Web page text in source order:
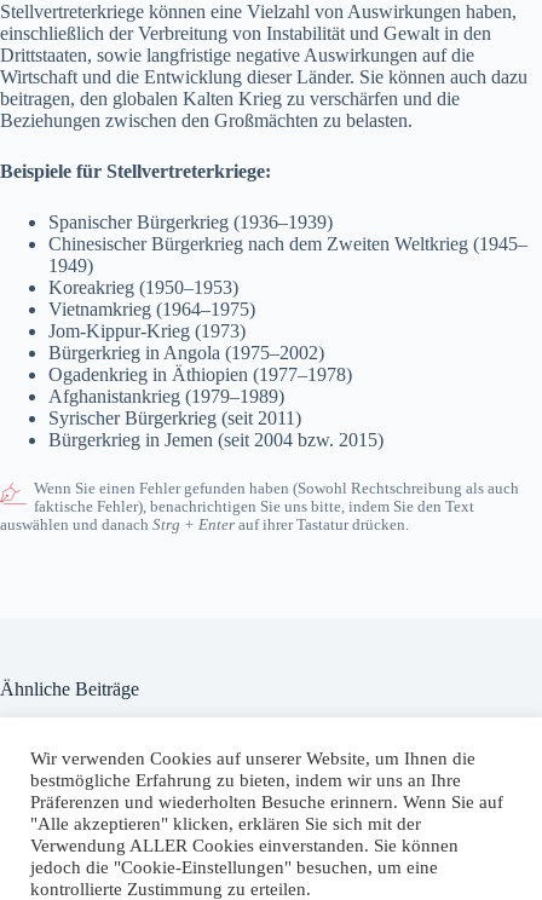
Stellvertreterkriege können eine Vielzahl von Auswirkungen haben,
einschließlich der Verbreitung von Instabilität und Gewalt in den
Drittstaaten, sowie langfristige negative Auswirkungen auf die
Wirtschaft und die Entwicklung dieser Länder. Sie können auch dazu
beitragen, den globalen Kalten Krieg zu verschärfen und die
Beziehungen zwischen den Großmächten zu belasten.
Beispiele für Stellvertreterkriege:
Spanischer Bürgerkrieg (1936–1939)
Chinesischer Bürgerkrieg nach dem Zweiten Weltkrieg (1945–
1949)
Koreakrieg (1950–1953)
Vietnamkrieg (1964–1975)
Jom-Kippur-Krieg (1973)
Bürgerkrieg in Angola (1975–2002)
Ogadenkrieg in Äthiopien (1977–1978)
Afghanistankrieg (1979–1989)
Syrischer Bürgerkrieg (seit 2011)
Bürgerkrieg in Jemen (seit 2004 bzw. 2015)
Wenn Sie einen Fehler gefunden haben (Sowohl Rechtschreibung als auch
faktische Fehler), benachrichtigen Sie uns bitte, indem Sie den Text
auswählen und danach Strg + Enter auf ihrer Tastatur drücken.
Ähnliche Beiträge
4. Februar 2023
Sicherheitsrat der Vereinten Nationen (UN)
30. Januar 2023
Wir verwenden Cookies auf unserer Website, um Ihnen die
bestmögliche Erfahrung zu bieten, indem wir uns an Ihre
Präferenzen und wiederholten Besuche erinnern. Wenn Sie auf
"Alle akzeptieren" klicken, erklären Sie sich mit der
Verwendung ALLER Cookies einverstanden. Sie können
jedoch die "Cookie-Einstellungen" besuchen, um eine
kontrollierte Zustimmung zu erteilen.